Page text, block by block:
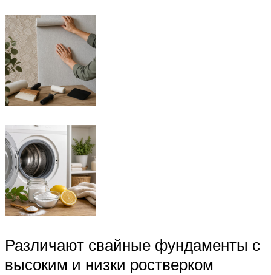
Различают свайные фундаменты с
высоким и низки ростверком